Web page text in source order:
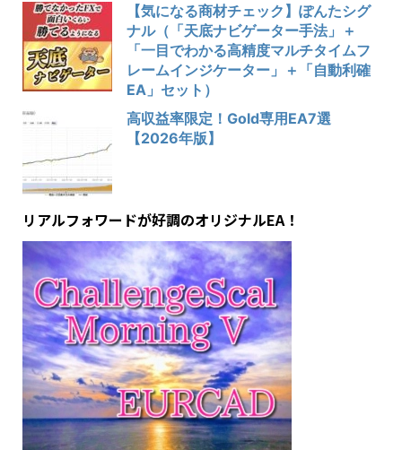
【気になる商材チェック】ぽんたシグ
ナル（「天底ナビゲーター手法」＋
「一目でわかる高精度マルチタイムフ
レームインジケーター」＋「自動利確
EA」セット）
高収益率限定！Gold専用EA7選
【2026年版】
リアルフォワードが好調のオリジナルEA！